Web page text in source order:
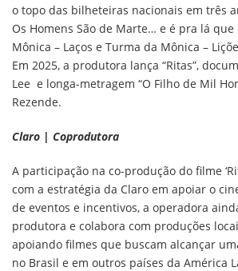
o topo das bilheteiras nacionais em três
Os Homens São de Marte… e é pra lá que
Mônica – Laços e Turma da Mônica –
Em 2025, a produtora lança “Ritas”,
Lee e longa-metragem “O Filho de Mil
Rezende.
Claro | Coprodutora
A participação na co-produção do filme ‘
com a estratégia da Claro em apoiar o
de eventos e incentivos, a operadora
produtora e colabora com produções
apoiando filmes que buscam alcançar
no Brasil e em outros países da América